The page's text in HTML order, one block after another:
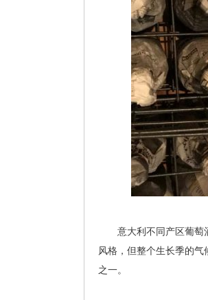
意大利不同产区葡萄酒
风格，但整个生长季的
之一。